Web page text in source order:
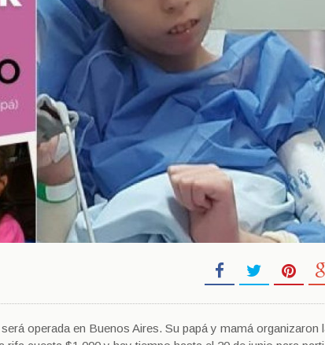
operada en Buenos Aires. Su papá y mamá organizaron